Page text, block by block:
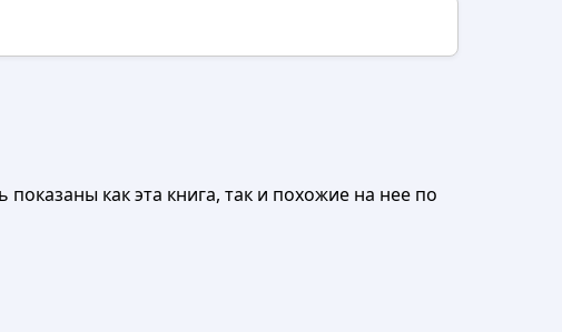
как эта книга, так и похожие на нее по